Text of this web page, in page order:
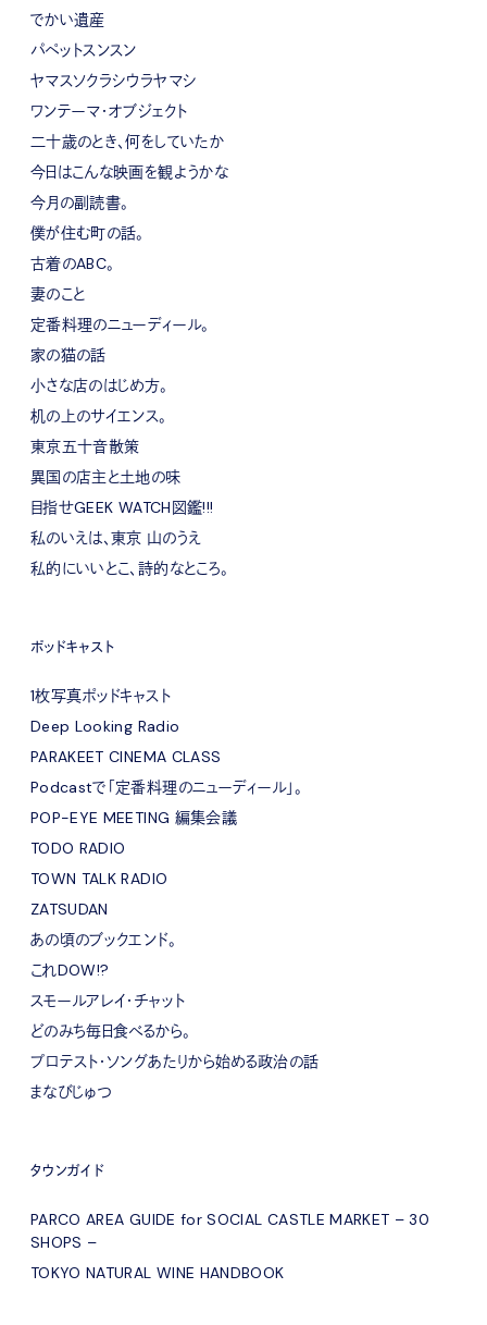
でかい遺産
パペットスンスン
ヤマスソクラシウラヤマシ
ワンテーマ・オブジェクト
二十歳のとき、何をしていたか
今日はこんな映画を観ようかな
今月の副読書。
僕が住む町の話。
古着のABC。
妻のこと
定番料理のニューディール。
家の猫の話
小さな店のはじめ方。
机の上のサイエンス。
東京五十音散策
異国の店主と土地の味
目指せGEEK WATCH図鑑!!!
私のいえは、東京 山のうえ
私的にいいとこ、詩的なところ。
ポッドキャスト
1枚写真ポッドキャスト
Deep Looking Radio
PARAKEET CINEMA CLASS
Podcastで「定番料理のニューディール」。
POP-EYE MEETING 編集会議
TODO RADIO
TOWN TALK RADIO
ZATSUDAN
あの頃のブックエンド。
これDOW!?
スモールアレイ・チャット
どのみち毎日食べるから。
プロテスト・ソングあたりから始める政治の話
まなびじゅつ
タウンガイド
PARCO AREA GUIDE for SOCIAL CASTLE MARKET – 30
SHOPS –
TOKYO NATURAL WINE HANDBOOK